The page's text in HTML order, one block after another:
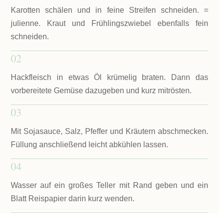
Karotten schälen und in feine Streifen schneiden. =
julienne. Kraut und Frühlingszwiebel ebenfalls fein
schneiden.
02
Hackfleisch in etwas Öl krümelig braten. Dann das
vorbereitete Gemüse dazugeben und kurz mitrösten.
03
Mit Sojasauce, Salz, Pfeffer und Kräutern abschmecken.
Füllung anschließend leicht abkühlen lassen.
04
Wasser auf ein großes Teller mit Rand geben und ein
Blatt Reispapier darin kurz wenden.